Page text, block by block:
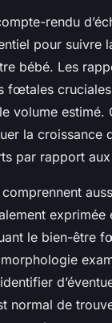
rendu
pour suivre
bébé. Les
fœtales
volume estimé.
la croissance
par rapport
exprimée
le bien-être
normal de